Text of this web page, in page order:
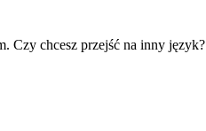
Czy chcesz przejść na inny język?